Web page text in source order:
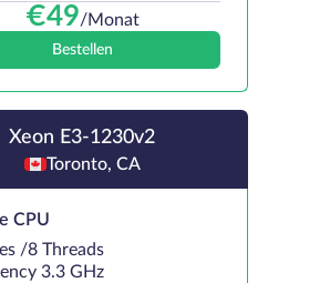
€49/Monat
Bestellen
Xeon E3-1230v2
Toronto, CA
CPU
/8 Threads
3.3 GHz